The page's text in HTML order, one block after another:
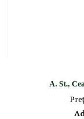
A. St.,